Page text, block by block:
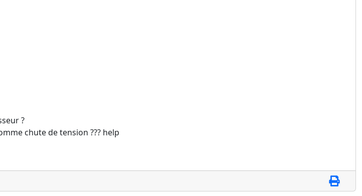
?
chute de tension ??? help